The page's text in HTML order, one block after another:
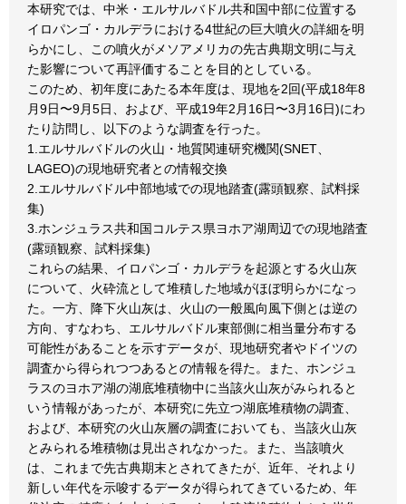
本研究では、中米・エルサルバドル共和国中部に位置する
イロパンゴ・カルデラにおける4世紀の巨大噴火の詳細を明
らかにし、この噴火がメソアメリカの先古典期文明に与え
た影響について再評価することを目的としている。
このため、初年度にあたる本年度は、現地を2回(平成18年8
月9日〜9月5日、および、平成19年2月16日〜3月16日)にわ
たり訪問し、以下のような調査を行った。
1.エルサルバドルの火山・地質関連研究機関(SNET、
LAGEO)の現地研究者との情報交換
2.エルサルバドル中部地域での現地踏査(露頭観察、試料採
集)
3.ホンジュラス共和国コルテス県ヨホア湖周辺での現地踏査
(露頭観察、試料採集)
これらの結果、イロパンゴ・カルデラを起源とする火山灰
について、火砕流として堆積した地域がほぼ明らかになっ
た。一方、降下火山灰は、火山の一般風向風下側とは逆の
方向、すなわち、エルサルバドル東部側に相当量分布する
可能性があることを示すデータが、現地研究者やドイツの
調査から得られつつあるとの情報を得た。また、ホンジュ
ラスのヨホア湖の湖底堆積物中に当該火山灰がみられると
いう情報があったが、本研究に先立つ湖底堆積物の調査、
および、本研究の火山灰層の調査においても、当該火山灰
とみられる堆積物は見出されなかった。また、当該噴火
は、これまで先古典期末とされてきたが、近年、それより
新しい年代を示唆するデータが得られてきているため、年